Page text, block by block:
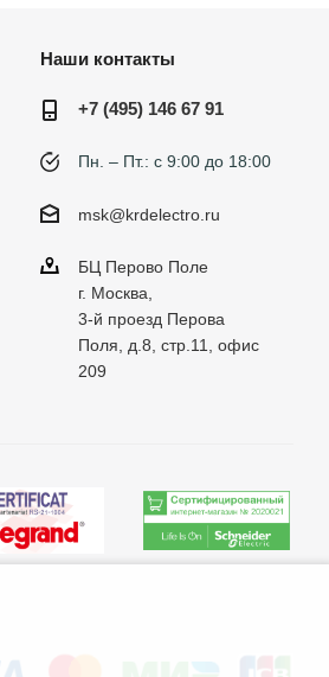
Наши контакты
+7 (495) 146 67 91
Пн. – Пт.: с 9:00 до 18:00
msk@krdelectro.ru
БЦ Перово Поле
г. Москва,
3-й проезд Перова
Поля, д.8, стр.11, офис
209